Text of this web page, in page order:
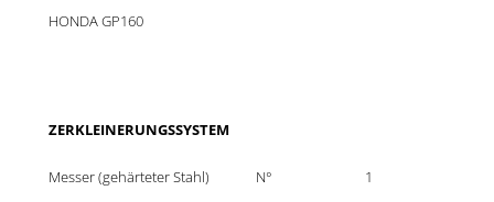
HONDA GP160
ZERKLEINERUNGSSYSTEM
Messer (gehärteter Stahl) N° 1